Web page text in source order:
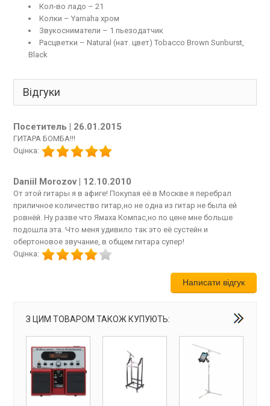
Кол-во ладо – 21
Колки – Yamaha хром
Звукосниматели – 1 пьезодатчик
Расцветки – Natural (нат. цвет) Tobacco Brown Sunburst,
Black
Відгуки
Посетитель | 26.01.2015
ГИТАРА БОМБА!!!
Оцінка:
Daniil Morozov | 12.10.2010
От этой гитары я в афиге! Покупая её в Москве я перебрал
приличное количество гитар,но не одна из гитар не была ей
ровнёй. Ну разве что Ямаха Компас,но по цене мне больше
подошла эта. Что меня удивило так это её сустейн и
обертоновое звучание, в общем гитара супер!
Оцінка:
Написати відгук
З ЦИМ ТОВАРОМ ТАКОЖ КУПУЮТЬ: